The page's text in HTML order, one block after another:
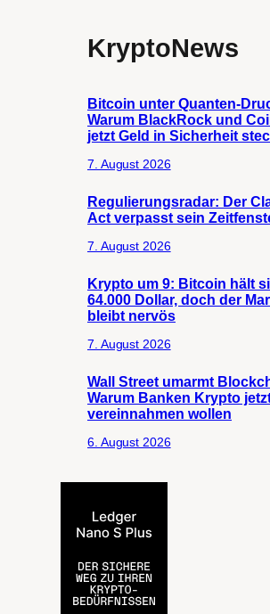
KryptoNews
Bitcoin unter Quanten-
Warum BlackRock und
jetzt Geld in Sicherheit
7. August 2026
Regulierungsradar: Der
Act verpasst sein
7. August 2026
Krypto um 9: Bitcoin hält
64.000 Dollar, doch der
bleibt nervös
7. August 2026
Wall Street umarmt
Warum Banken Krypto
vereinnahmen wollen
6. August 2026